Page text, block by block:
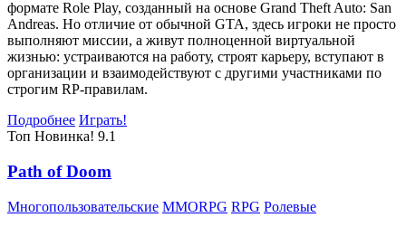
формате Role Play, созданный на основе Grand Theft Auto: San
Andreas. Но отличие от обычной GTA, здесь игроки не просто
выполняют миссии, а живут полноценной виртуальной
жизнью: устраиваются на работу, строят карьеру, вступают в
организации и взаимодействуют с другими участниками по
строгим RP-правилам.
Подробнее Играть!
Топ Новинка! 9.1
Path of Doom
Многопользовательские MMORPG RPG Ролевые